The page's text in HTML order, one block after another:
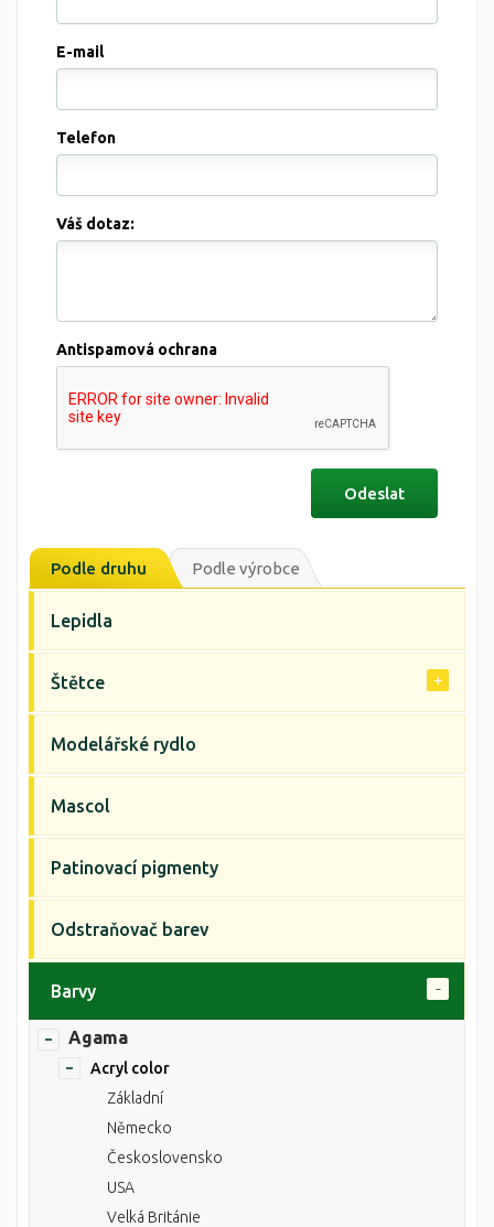
E-mail
Telefon
Váš dotaz:
Antispamová ochrana
Podle druhu Podle výrobce
Lepidla
Štětce
Modelářské rydlo
Mascol
Patinovací pigmenty
Odstraňovač barev
Barvy
Agama
Acryl color
Základní
Německo
Československo
USA
Velká Británie